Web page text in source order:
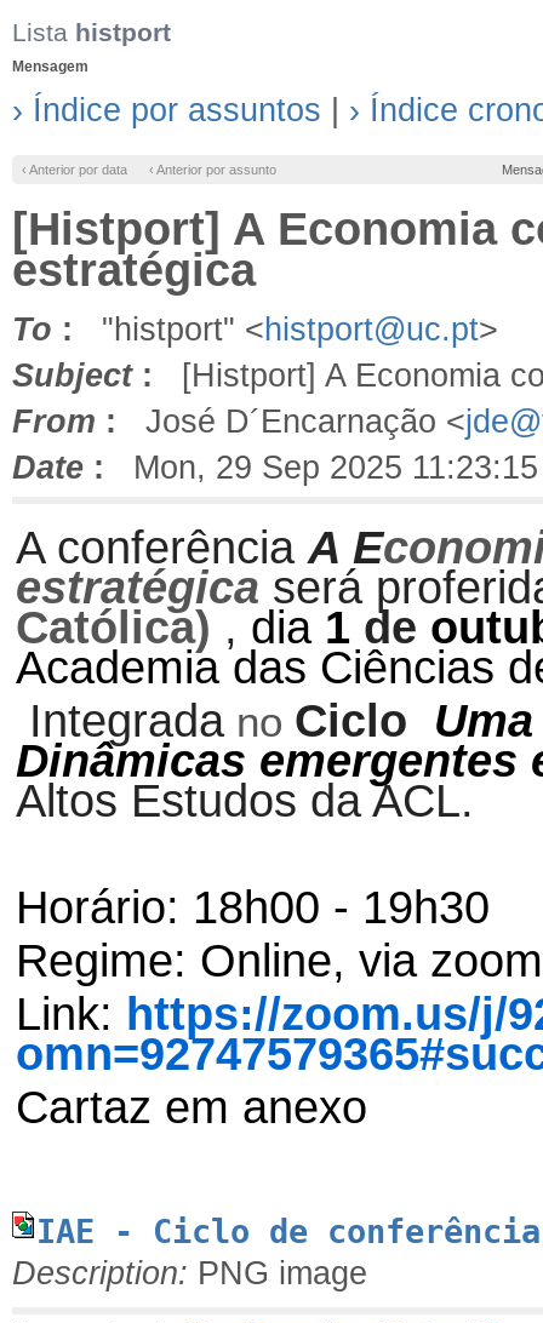
Lista histport
Mensagem
› Índice por assuntos › Índice
‹ Anterior por data ‹ Anterior por assunto
[Histport] A Economia
estratégica
To : "histport" <histport@uc.pt>
Subject: [Histport] A Economia
From : José D´Encarnação <
Date : Mon, 29 Sep 2025
A conferência A E
estratégica será
Católica) , dia 1 de
Academia das Ciências
Integradano Ciclo
Dinâmicas emergentes
Altos Estudos da ACL.
Horário: 18h00 - 19h30
Regime: Online, via zoom
Link: https://zoom.us/j/
Cartaz em anexo
IAE - Ciclo de
Description: PNG image